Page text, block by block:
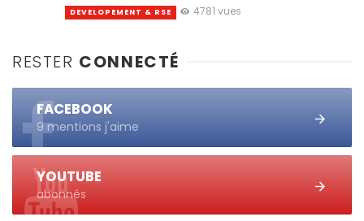
DEVELOPEMENT & RSE 4781 vues
RESTER CONNECTÉ
FACEBOOK
9 mentions j'aime
YOUTUBE
abonnés